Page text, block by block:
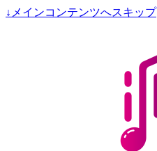
↓ メインコンテンツへスキップ